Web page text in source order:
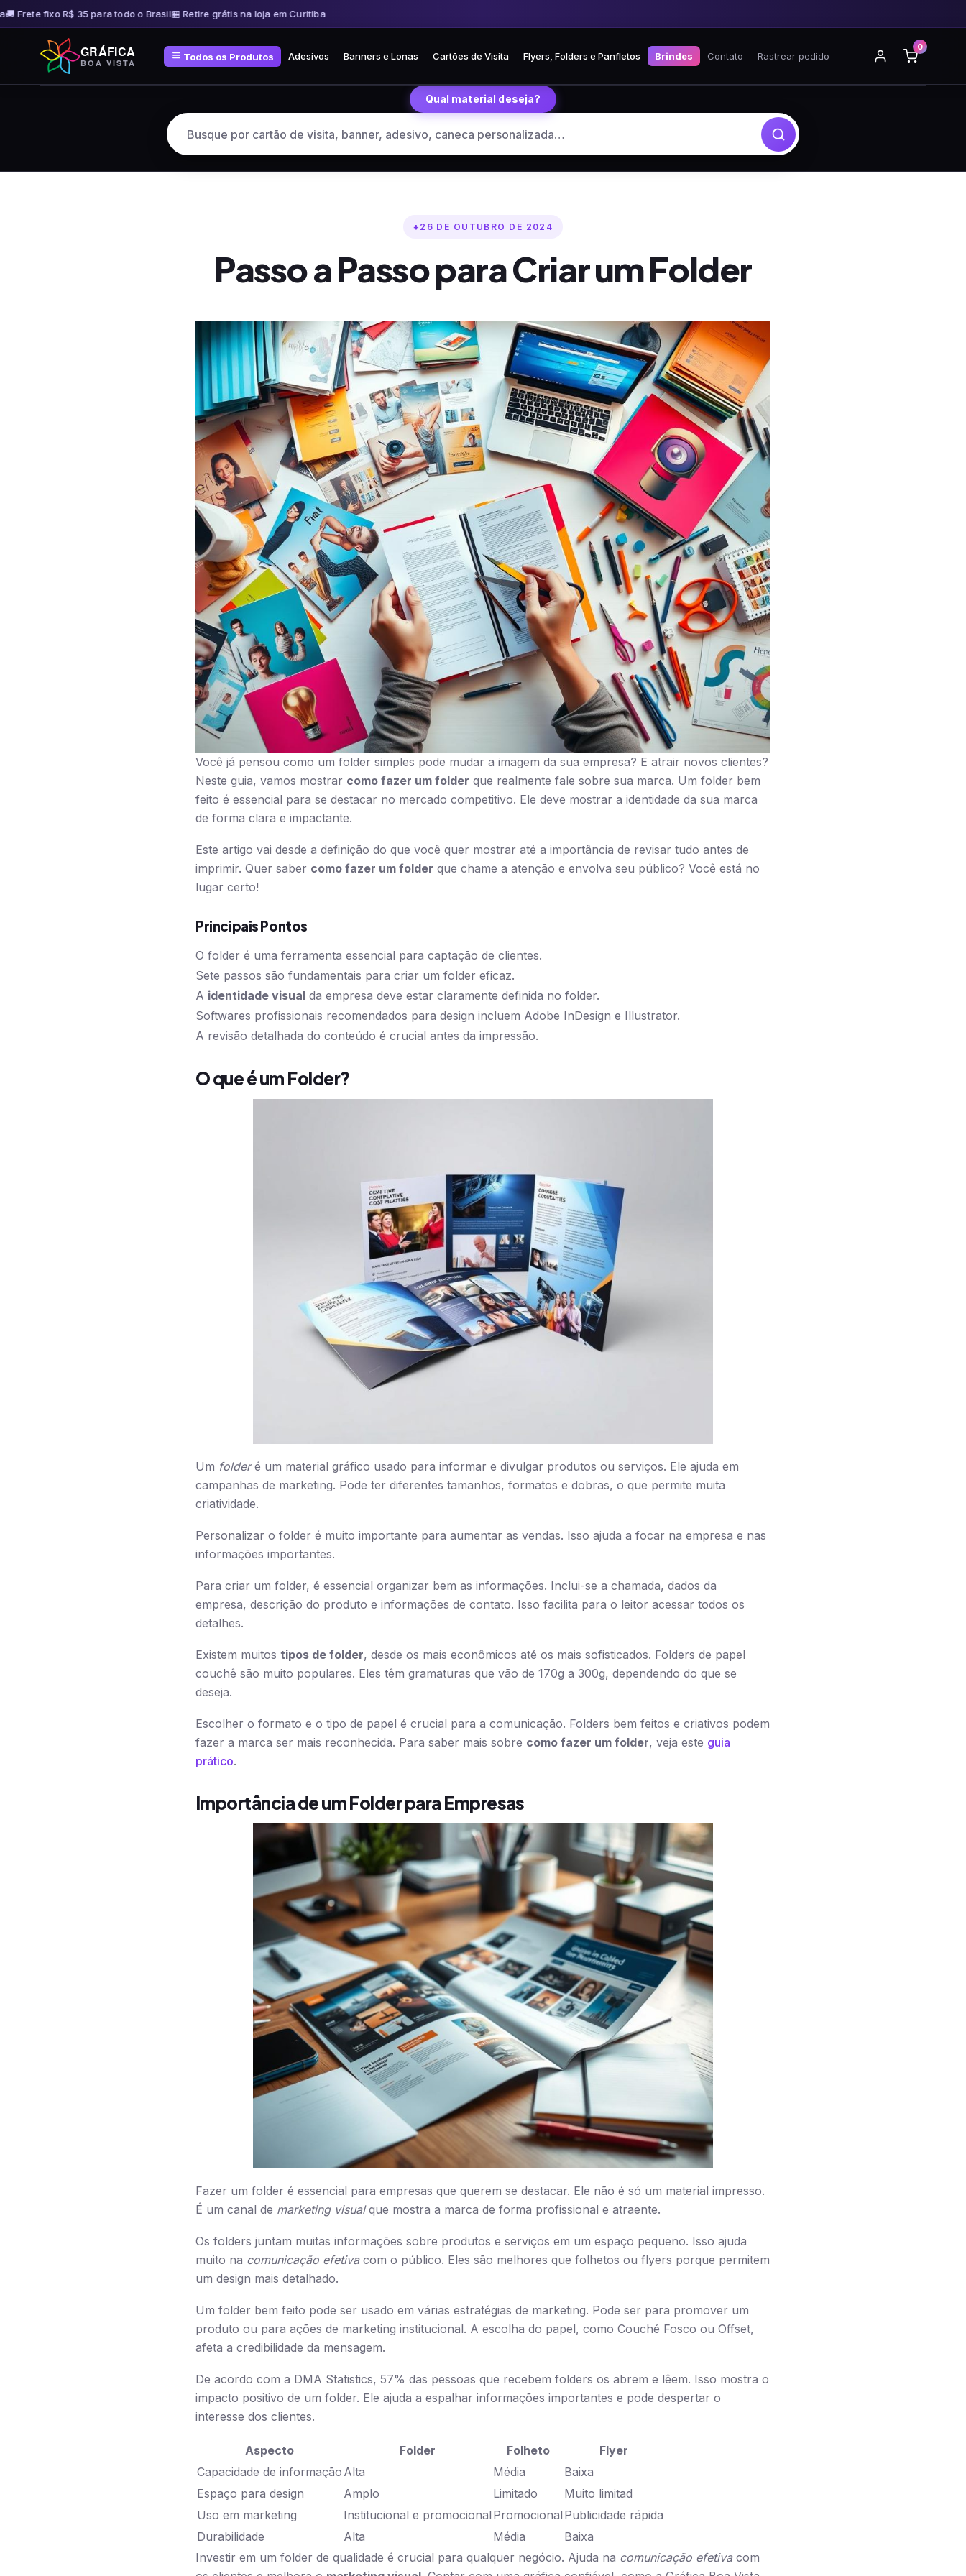
fixo R$ 35 para todo o Brasil🏪 Retire grátis na loja em Curitiba🚚 Frete fixo R$ 35 para todo o Brasil
conteúdo
GRÁFICA
BOA VISTA
Todos os Produtos Adesivos Banners e Lonas Cartões de Visita Flyers, Folders e Panfletos Brindes Contato Rastrear pedido
0
Qual material deseja?
26 DE OUTUBRO DE 2024
Passo a Passo para Criar um Folder
Você já pensou como um folder simples pode mudar a imagem da sua empresa? E atrair novos clientes?
Neste guia, vamos mostrar como fazer um folder que realmente fale sobre sua marca. Um folder bem
feito é essencial para se destacar no mercado competitivo. Ele deve mostrar a identidade da sua marca
de forma clara e impactante.
Este artigo vai desde a definição do que você quer mostrar até a importância de revisar tudo antes de
imprimir. Quer saber como fazer um folder que chame a atenção e envolva seu público? Você está no
lugar certo!
Principais Pontos
O folder é uma ferramenta essencial para captação de clientes.
Sete passos são fundamentais para criar um folder eficaz.
A identidade visual da empresa deve estar claramente definida no folder.
Softwares profissionais recomendados para design incluem Adobe InDesign e Illustrator.
A revisão detalhada do conteúdo é crucial antes da impressão.
O que é um Folder?
Um folderé um material gráfico usado para informar e divulgar produtos ou serviços. Ele ajuda em
campanhas de marketing. Pode ter diferentes tamanhos, formatos e dobras, o que permite muita
criatividade.
Personalizar o folder é muito importante para aumentar as vendas. Isso ajuda a focar na empresa e nas
informações importantes.
Para criar um folder, é essencial organizar bem as informações. Inclui-se a chamada, dados da
empresa, descrição do produto e informações de contato. Isso facilita para o leitor acessar todos os
detalhes.
Existem muitos tipos de folder, desde os mais econômicos até os mais sofisticados. Folders de papel
couchê são muito populares. Eles têm gramaturas que vão de 170g a 300g, dependendo do que se
deseja.
Escolher o formato e o tipo de papel é crucial para a comunicação. Folders bem feitos e criativos podem
fazer a marca ser mais reconhecida. Para saber mais sobre como fazer um folder, veja este guia
prático.
Importância de um Folder para Empresas
Fazer um folder é essencial para empresas que querem se destacar. Ele não é só um material impresso.
É um canal de marketing visualque mostra a marca de forma profissional e atraente.
Os folders juntam muitas informações sobre produtos e serviços em um espaço pequeno. Isso ajuda
muito na comunicação efetivacom o público. Eles são melhores que folhetos ou flyers porque permitem
um design mais detalhado.
Um folder bem feito pode ser usado em várias estratégias de marketing. Pode ser para promover um
produto ou para ações de marketing institucional. A escolha do papel, como Couché Fosco ou Offset,
afeta a credibilidade da mensagem.
De acordo com a DMA Statistics, 57% das pessoas que recebem folders os abrem e lêem. Isso mostra o
impacto positivo de um folder. Ele ajuda a espalhar informações importantes e pode despertar o
interesse dos clientes.
Aspecto Folder Folheto
Flyer
Capacidade de informação Alta Média
Baixa
Espaço para design
Amplo Limitado
Muito limitad
Uso em marketing
Institucional e promocional Promocional Publicidade rápida
Durabilidade
Alta Média
Baixa
Investir em um folder de qualidade é crucial para qualquer negócio. Ajuda na comunicação efetivacom